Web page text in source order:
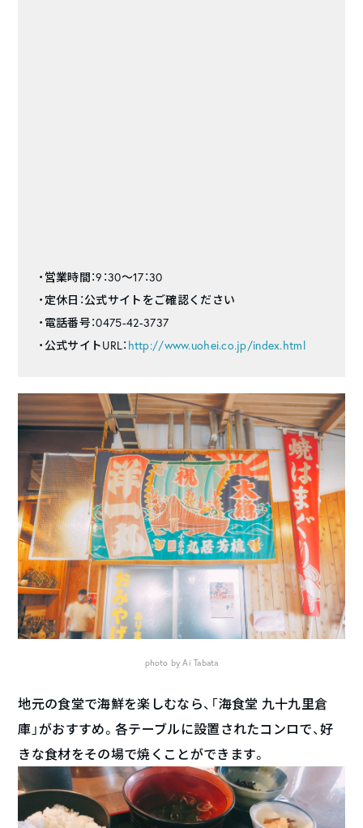
・営業時間：9：30〜17：30
・定休日：公式サイトをご確認ください
・電話番号：0475-42-3737
・公式サイトURL： http://www.uohei.co.jp/index.html
photo by Ai Tabata
地元の食堂で海鮮を楽しむなら、「海食堂 九十九里倉
庫」がおすすめ。各テーブルに設置されたコンロで、好
きな食材をその場で焼くことができます。